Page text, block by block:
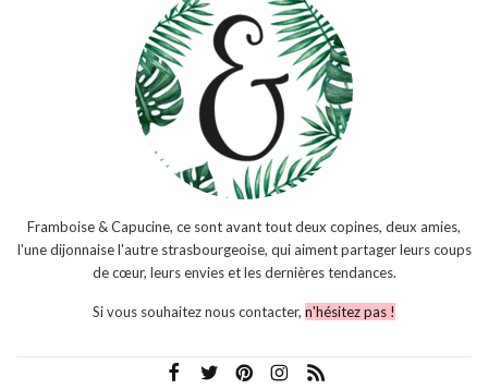
Framboise & Capucine, ce sont avant tout deux copines, deux amies,
l'une dijonnaise l'autre strasbourgeoise, qui aiment partager leurs coups
de cœur, leurs envies et les dernières tendances.
Si vous souhaitez nous contacter, n'hésitez pas !